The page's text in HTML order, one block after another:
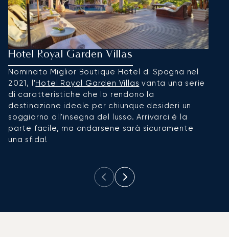
Hotel Royal Garden Villas
Nominato Miglior Boutique Hotel di Spagna nel
2021, l'Hotel Royal Garden Villas vanta una serie
di caratteristiche che lo rendono la
destinazione ideale per chiunque desideri un
soggiorno all'insegna del lusso. Arrivarci è la
parte facile, ma andarsene sarà sicuramente
una sfida!